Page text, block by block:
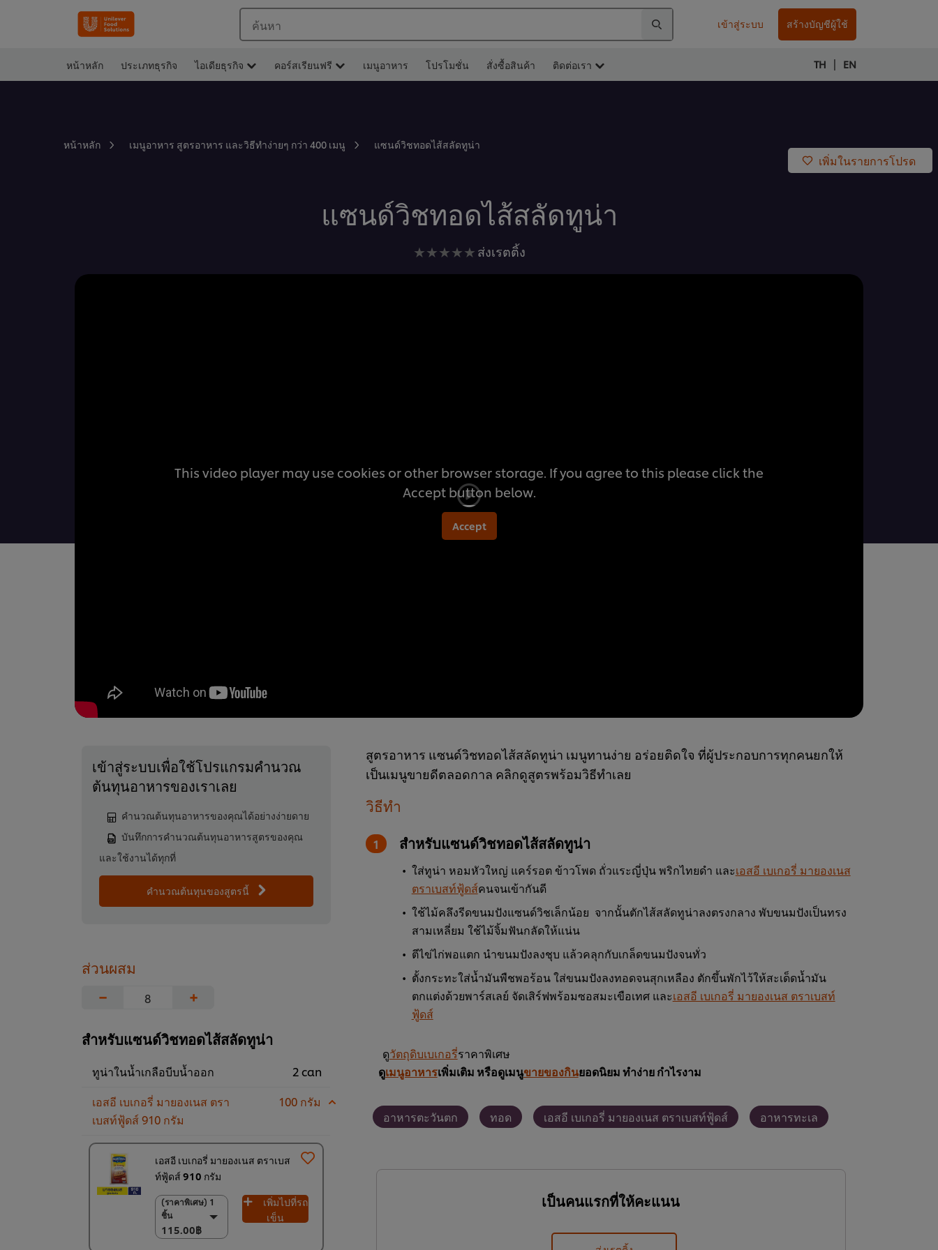
ค้นหา เข้าสู่ระบบ สร้างบัญชีผู้ใช้
หน้าหลัก ประเภทธุรกิจ ไอเดียธุรกิจ คอร์สเรียนฟรี เมนูอาหาร โปรโมชั่น สั่งซื้อสินค้า ติดต่อเรา TH | EN
หน้าหลัก เมนูอาหาร สูตรอาหาร และวิธีทำง่ายๆ กว่า 400 เมนู แซนด์วิชทอดไส้สลัดทูน่า
เพิ่มในรายการโปรด
แซนด์วิชทอดไส้สลัดทูน่า
ไม่มี
ส่งเรตติ้ง
This video player may use cookies or other browser storage. If you agree to this please click the
Accept button below.
Accept
เข้าสู่ระบบเพื่อใช้โปรแกรมคำนวณ
ต้นทุนอาหารของเราเลย
คำนวณต้นทุนอาหารของคุณได้อย่างง่ายดาย
บันทึกการคำนวณต้นทุนอาหารสูตรของคุณ
และใช้งานได้ทุกที่
คำนวณต้นทุนของสูตรนี้
ส่วนผสม
−
+
สำหรับแซนด์วิชทอดไส้สลัดทูน่า
ทูน่าในน้ำเกลือบีบน้ำออก
2 can
เอสอี เบเกอรี่ มายองเนส ตรา
เบสท์ฟู้ดส์ 910 กรัม
100 กรัม
เอสอี เบเกอรี่ มายองเนส ตราเบส
ท์ฟู้ดส์ 910 กรัม
(ราคาพิเศษ) 1
ชิ้น
115.00฿
(ราคาพิเศษ) 1 ชิ้น
115.00฿
(ราคาพิเศษ) แพ็ค
เพิ่มไปที่รถ
เข็น
สูตรอาหาร แซนด์วิชทอดไส้สลัดทูน่า เมนูทานง่าย อร่อยติดใจ ที่ผู้ประกอบการทุกคนยกให้
เป็นเมนูขายดีตลอดกาล คลิกดูสูตรพร้อมวิธีทำเลย
วิธีทำ
สำหรับแซนด์วิชทอดไส้สลัดทูน่า
ใส่ทูน่า หอมหัวใหญ่ แคร์รอต ข้าวโพด ถั่วแระญี่ปุ่น พริกไทยดำ และเอสอี เบเกอรี่ มายองเนส
ตราเบสท์ฟู้ดส์คนจนเข้ากันดี
ใช้ไม้คลึงรีดขนมปังแซนด์วิชเล็กน้อย จากนั้นตักไส้สลัดทูน่าลงตรงกลาง พับขนมปังเป็นทรง
สามเหลี่ยม ใช้ไม้จิ้มฟันกลัดให้แน่น
ตีไข่ไก่พอแตก นำขนมปังลงชุบ แล้วคลุกกับเกล็ดขนมปังจนทั่ว
ตั้งกระทะใส่น้ำมันพืชพอร้อน ใส่ขนมปังลงทอดจนสุกเหลือง ตักขึ้นพักไว้ให้สะเด็ดน้ำมัน
ตกแต่งด้วยพาร์สเลย์ จัดเสิร์ฟพร้อมซอสมะเขือเทศ และเอสอี เบเกอรี่ มายองเนส ตราเบสท์
ฟู้ดส์
ดูวัตถุดิบเบเกอรี่ราคาพิเศษ
ดูเมนูอาหารเพิ่มเติม หรือดูเมนูขายของกินยอดนิยม ทำง่าย กำไรงาม
อาหารตะวันตก ทอด เอสอี เบเกอรี่ มายองเนส ตราเบสท์ฟู้ดส์ อาหารทะเล
เป็นคนแรกที่ให้คะแนน